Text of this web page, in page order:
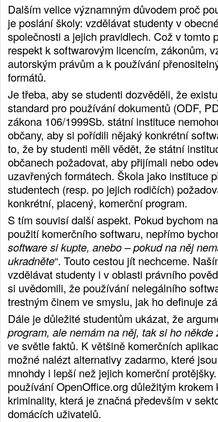
Dalším velice významným důvodem proč
je poslání školy: vzdělávat studenty v
společnosti a jejich pravidlech. Což v tomto
respekt k softwarovým licencím, zákonům,
autorským právům a k používání
formátů.
Je třeba, aby se studenti dozvěděli, že
standard pro používání dokumentů (ODF,
zákona 106/1999Sb. státní instituce
občany, aby si pořídili nějaký konkrétní
to, že by studenti měli vědět, že státní
občanech požadovat, aby přijímali nebo
uzavřených formátech. Škola jako instituce
studentech (resp. po jejich rodičích)
konkrétní, placený, komerční program.
S tím souvisí další aspekt. Pokud bychom
použití komerčního softwaru, nepřímo
software si kupte, anebo – pokud na něj
ukradněte“. Touto cestou jít nechceme.
vzdělávat studenty i v oblasti právního
si uvědomili, že používání nelegálního
trestným činem ve smyslu, jak ho definuje
Dále je důležité studentům ukázat, že
program, ale nemám na něj, tak si ho někde
ve světle faktů. K většině komerčních
možné nalézt alternativy zadarmo, které
mnohdy i lepší než jejich komerční
používání OpenOffice.org důležitým
kriminality, která je značná především v
domácích uživatelů.